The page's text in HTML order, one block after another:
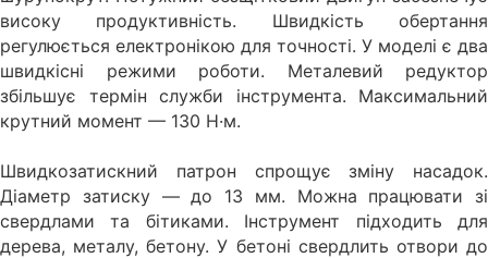
високу продуктивність. Швидкість обертання
регулюється електронікою для точності. У моделі є два
швидкісні режими роботи. Металевий редуктор
збільшує термін служби інструмента. Максимальний
крутний момент — 130 Н·м.
Швидкозатискний патрон спрощує зміну насадок.
Діаметр затиску — до 13 мм. Можна працювати зі
свердлами та бітиками. Інструмент підходить для
дерева, металу, бетону. У бетоні свердлить отвори до